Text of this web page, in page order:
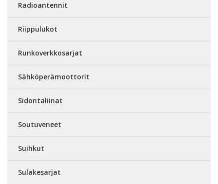
Radioantennit
Riippulukot
Runkoverkkosarjat
Sähköperämoottorit
Sidontaliinat
Soutuveneet
Suihkut
Sulakesarjat